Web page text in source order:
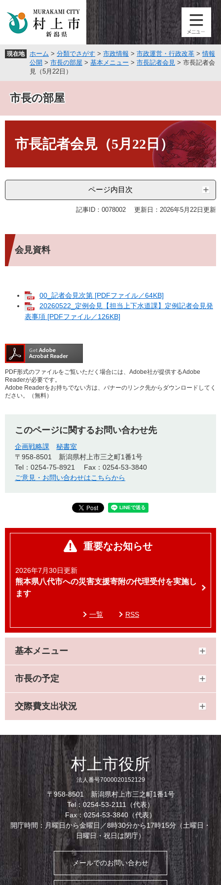
頭
飛
へ
現在地 ホーム > 分類でさがす > 市政情報 > 市政運営・行政改革 >情報
公開 > 市長の部屋 > 基本メニュー > 市長記者会見 > 市長記者会
見（5月22日）
市長の部屋
市長記者会見（5月22日）
ページ内目次
記事ID：0078002 更新日：2026年5月22日更新
会見資料
00_記者会見次第 [PDFファイル／64KB]
20260522_定例会見【担当上下水道課】定例記者会見発
表事項 [PDFファイル／126KB]
PDF形式のファイルをご覧いただく場合には、Adobe社が提供するAdobe
Readerが必要です。
Adobe Readerをお持ちでない方は、バナーのリンク先からダウンロードしてく
ださい。（無料）
このページに関するお問い合わせ先
企画戦略課
秘書室
〒958-8501
新潟県村上市三之町1番1号
Tel：0254-75-8921
Fax：0254-53-3840
ご意見・お問い合わせはこちらから
重要なお知らせ
2026年7月30日更新
熊本県八代市への災害支援寄附の代理受付を実施し
ます
一覧 RSS
基本メニュー
市長の予定
交際費支出状況
村上市役所
法人番号7000020152129
〒958-8501 新潟県村上市三之町1番1号
Tel：0254-53-2111（代表）
Fax：0254-53-3840（代表）
開庁時間：月曜日から金曜日／8時30分から17時15分（土曜日・
日曜日・祝日は閉庁）
メールでのお問い合わせ